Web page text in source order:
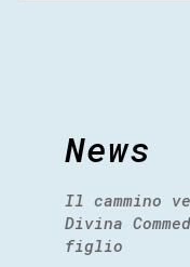
News
Il cammino
Divina
figlio